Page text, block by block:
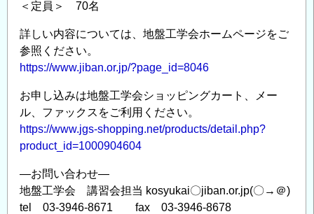
住
宅
の
為
地
盤
評
価』
催
の
＜定員＞ 70名
詳しい内容については、地盤工学会ホームページをご
参照ください。
https://www.jiban.or.jp/?page_id=8046
お申し込みは地盤工学会ショッピングカート、メー
ル、ファックスをご利用ください。
https://www.jgs-shopping.net/products/detail.php?
product_id=1000904604
―お問い合わせ―
地盤工学会 講習会担当 kosyukai〇jiban.or.jp(〇→＠)
tel 03-3946-8671 fax 03-3946-8678